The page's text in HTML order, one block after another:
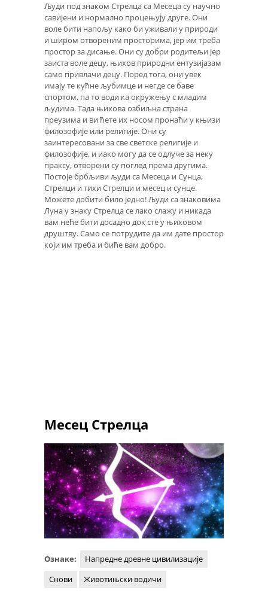
Људи под знаком Стрелца са Месеца су научно
савијени и нормално процењују друге. Они
воле бити напољу како би уживали у природи
и широм отвореним просторима, јер им треба
простор за дисање. Они су добри родитељи јер
заиста воле децу, њихов природни ентузијазам
само привлачи децу. Поред тога, они увек
имају те кућне љубимце и негде се баве
спортом, па то води ка окружењу с младим
људима. Тада њихова озбиљна страна
преузима и ви ћете их носом пронаћи у књизи
филозофије или религије. Они су
заинтересовани за све светске религије и
филозофије, и иако могу да се одлуче за неку
праксу, отворени су поглед према другима.
Постоје брбљиви људи са Месеца и Сунца,
Стрелци и тихи Стрелци и месец и сунце.
Можете добити било једно! Људи са знаковима
Луна у знаку Стрелца се лако слажу и никада
вам неће бити досадно док сте у њиховом
друштву. Само се потрудите да им дате простор
који им треба и биће вам добро.
Месец Стрелца
Ознаке:
Напредне древне цивилизације
Снови
Животињски водичи